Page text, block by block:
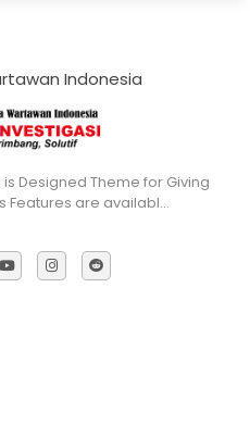
Indonesia
is Designed Theme for Giving
Features are availabl…